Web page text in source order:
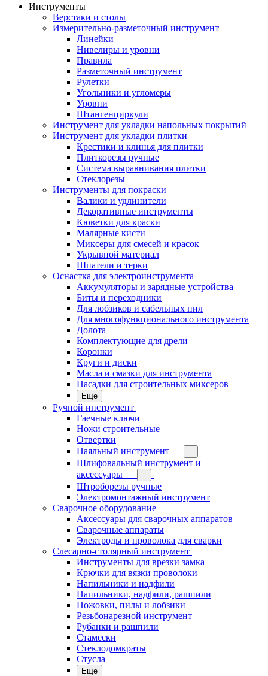
Инструменты
Верстаки и столы
Измерительно-разметочный инструмент
Линейки
Нивелиры и уровни
Правила
Разметочный инструмент
Рулетки
Угольники и угломеры
Уровни
Штангенциркули
Инструмент для укладки напольных покрытий
Инструмент для укладки плитки
Крестики и клинья для плитки
Плиткорезы ручные
Система выравнивания плитки
Стеклорезы
Инструменты для покраски
Валики и удлинители
Декоративные инструменты
Кюветки для краски
Малярные кисти
Миксеры для смесей и красок
Укрывной материал
Шпатели и терки
Оснастка для электроинструмента
Аккумуляторы и зарядные устройства
Биты и переходники
Для лобзиков и сабельных пил
Для многофункционального инструмента
Долота
Комплектующие для дрели
Коронки
Круги и диски
Масла и смазки для инструмента
Насадки для строительных миксеров
Еще
Ручной инструмент
Гаечные ключи
Ножи строительные
Отвертки
Паяльный инструмент
Шлифовальный инструмент и
аксессуары
Штроборезы ручные
Электромонтажный инструмент
Сварочное оборудование
Аксессуары для сварочных аппаратов
Сварочные аппараты
Электроды и проволока для сварки
Слесарно-столярный инструмент
Инструменты для врезки замка
Крючки для вязки проволоки
Напильники и надфили
Напильники, надфили, рашпили
Ножовки, пилы и лобзики
Резьбонарезной инструмент
Рубанки и рашпили
Стамески
Стеклодомкраты
Стусла
Еще